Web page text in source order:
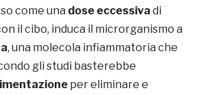
come una dose eccessiva di
il cibo, induca il microrganismo a
, una molecola infiammatoria che
gli studi basterebbe
per eliminare e